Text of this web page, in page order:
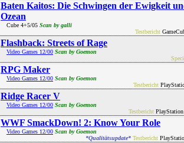
Baten Kaitos: Die Schwingen der Ewigkeit
Ozean
Cube 4+5/05 Scan by galli
Testbericht
Flashback: Streets of Rage
Video Games 12/00 Scan by Goemon
RPG Maker
Video Games 12/00 Scan by Goemon
Testbericht
Ridge Racer V
Video Games 12/00 Scan by Goemon
Testbericht
WWF SmackDown! 2: Know Your Role
Video Games 12/00 Scan by Goemon
*Qualitätsupdate* Testbericht